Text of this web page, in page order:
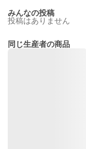
みんなの投稿
投稿はありません
同じ生産者の商品